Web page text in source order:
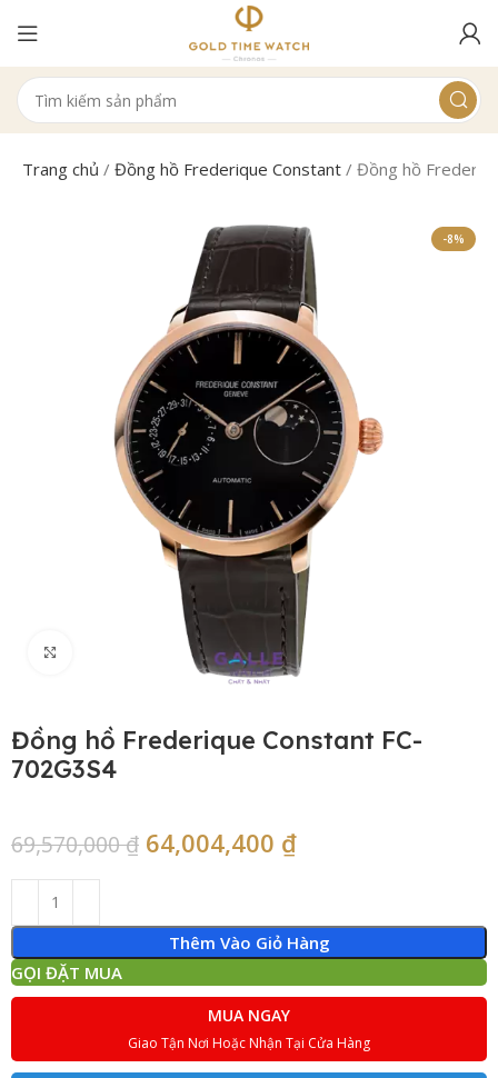
Trang chủ /Đồng hồ Frederique Constant /Đồng hồ
-8%
Đồng hồ Frederique Constant FC-
702G3S4
69,570,000₫ 64,004,400 ₫
Thêm Vào Giỏ Hàng
GỌI ĐẶT MUA
MUA NGAY
Giao Tận Nơi Hoặc Nhận Tại Cửa Hàng